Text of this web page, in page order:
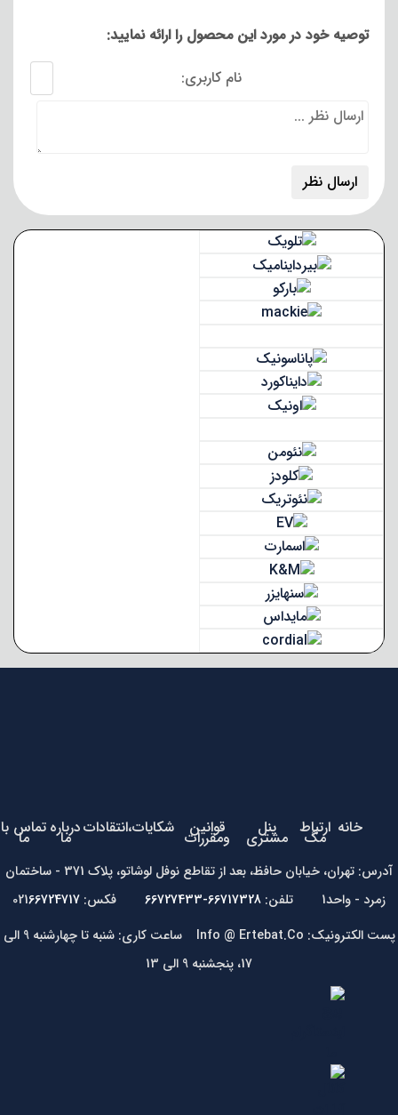
توصیه خود در مورد این محصول را ارائه نمایید:
نام کاربری:
خانه ارتباط
مگ پنل
مشتری قوانین
ومقررات شکایات،انتقاداتدرباره
ما تماس با
ما
آدرس: تهران، خیابان حافظ، بعد از تقاطع نوفل لوشاتو، پلاک 371 - ساختمان
زمرد - واحد1 تلفن:
66717328-66727433 فکس: 021 66724717
پست الکترونیک: Info @ Ertebat.Co ساعت کاری: شنبه تا چهارشنبه 9 الی
17، پنجشنبه 9 الی 13